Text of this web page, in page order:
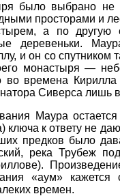
было выбрано
просторами и
а по
деревеньки.
и он со
монастыря —
во времена
Сиверса лишь
Маура
к ответу не
предков было
река Трубеж
«аум»
времен.